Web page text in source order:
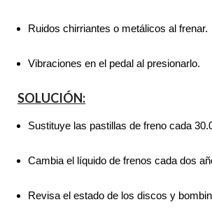
Ruidos chirriantes o metálicos al frenar.
Vibraciones en el pedal al presionarlo.
SOLUCIÓN:
Sustituye las pastillas de freno cada
Cambia el líquido de frenos cada dos
Revisa el estado de los discos y